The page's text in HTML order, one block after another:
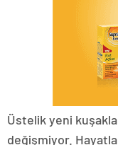
Üstelik yeni
değişmiyor.